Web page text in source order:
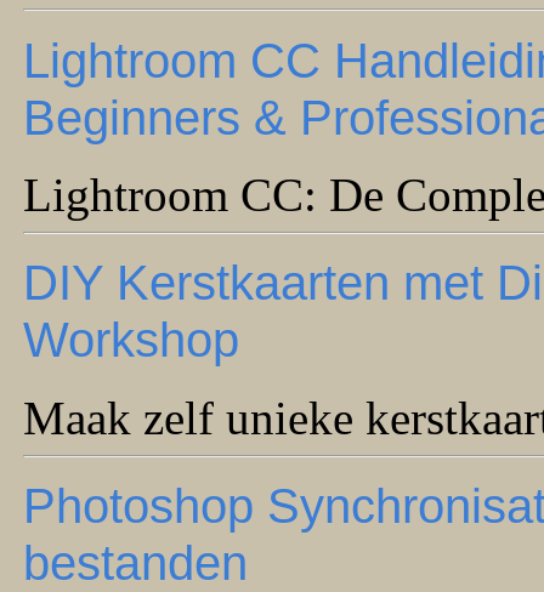
Lightroom CC
Beginners &
Lightroom CC: De
DIY Kerstkaarten met
Workshop
Maak zelf unieke
Photoshop
bestanden